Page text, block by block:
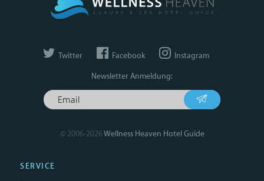
Twitter Facebook Instagram
Newsletter Anmeldung:
© 2006-2026Wellness Heaven Hotel Guide
SERVICE